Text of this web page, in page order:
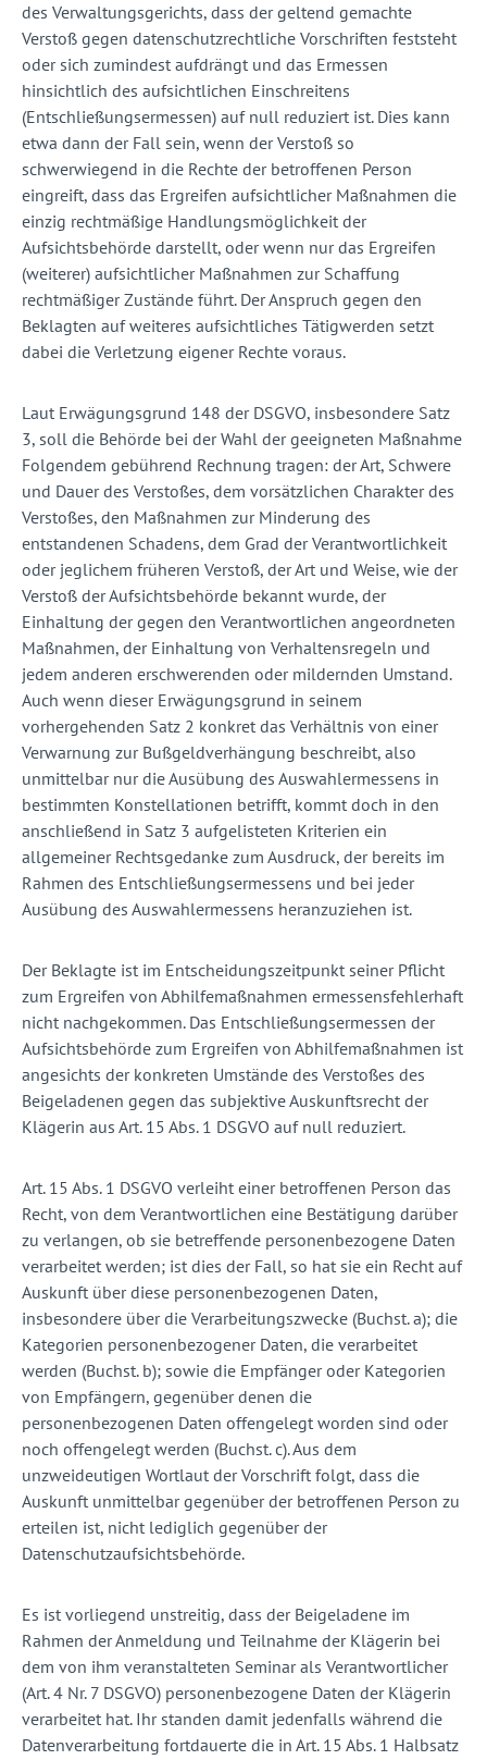
des Verwaltungsgerichts, dass der geltend gemachte
Verstoß gegen datenschutzrechtliche Vorschriften feststeht
oder sich zumindest aufdrängt und das Ermessen
hinsichtlich des aufsichtlichen Einschreitens
(Entschließungsermessen) auf null reduziert ist. Dies kann
etwa dann der Fall sein, wenn der Verstoß so
schwerwiegend in die Rechte der betroffenen Person
eingreift, dass das Ergreifen aufsichtlicher Maßnahmen die
einzig rechtmäßige Handlungsmöglichkeit der
Aufsichtsbehörde darstellt, oder wenn nur das Ergreifen
(weiterer) aufsichtlicher Maßnahmen zur Schaffung
rechtmäßiger Zustände führt. Der Anspruch gegen den
Beklagten auf weiteres aufsichtliches Tätigwerden setzt
dabei die Verletzung eigener Rechte voraus.
Laut Erwägungsgrund 148 der DSGVO, insbesondere Satz
3, soll die Behörde bei der Wahl der geeigneten Maßnahme
Folgendem gebührend Rechnung tragen: der Art, Schwere
und Dauer des Verstoßes, dem vorsätzlichen Charakter des
Verstoßes, den Maßnahmen zur Minderung des
entstandenen Schadens, dem Grad der Verantwortlichkeit
oder jeglichem früheren Verstoß, der Art und Weise, wie der
Verstoß der Aufsichtsbehörde bekannt wurde, der
Einhaltung der gegen den Verantwortlichen angeordneten
Maßnahmen, der Einhaltung von Verhaltensregeln und
jedem anderen erschwerenden oder mildernden Umstand.
Auch wenn dieser Erwägungsgrund in seinem
vorhergehenden Satz 2 konkret das Verhältnis von einer
Verwarnung zur Bußgeldverhängung beschreibt, also
unmittelbar nur die Ausübung des Auswahlermessens in
bestimmten Konstellationen betrifft, kommt doch in den
anschließend in Satz 3 aufgelisteten Kriterien ein
allgemeiner Rechtsgedanke zum Ausdruck, der bereits im
Rahmen des Entschließungsermessens und bei jeder
Ausübung des Auswahlermessens heranzuziehen ist.
Der Beklagte ist im Entscheidungszeitpunkt seiner Pflicht
zum Ergreifen von Abhilfemaßnahmen ermessensfehlerhaft
nicht nachgekommen. Das Entschließungsermessen der
Aufsichtsbehörde zum Ergreifen von Abhilfemaßnahmen ist
angesichts der konkreten Umstände des Verstoßes des
Beigeladenen gegen das subjektive Auskunftsrecht der
Klägerin aus Art. 15 Abs. 1 DSGVO auf null reduziert.
Art. 15 Abs. 1 DSGVO verleiht einer betroffenen Person das
Recht, von dem Verantwortlichen eine Bestätigung darüber
zu verlangen, ob sie betreffende personenbezogene Daten
verarbeitet werden; ist dies der Fall, so hat sie ein Recht auf
Auskunft über diese personenbezogenen Daten,
insbesondere über die Verarbeitungszwecke (Buchst. a); die
Kategorien personenbezogener Daten, die verarbeitet
werden (Buchst. b); sowie die Empfänger oder Kategorien
von Empfängern, gegenüber denen die
personenbezogenen Daten offengelegt worden sind oder
noch offengelegt werden (Buchst. c). Aus dem
unzweideutigen Wortlaut der Vorschrift folgt, dass die
Auskunft unmittelbar gegenüber der betroffenen Person zu
erteilen ist, nicht lediglich gegenüber der
Datenschutzaufsichtsbehörde.
Es ist vorliegend unstreitig, dass der Beigeladene im
Rahmen der Anmeldung und Teilnahme der Klägerin bei
dem von ihm veranstalteten Seminar als Verantwortlicher
(Art. 4 Nr. 7 DSGVO) personenbezogene Daten der Klägerin
verarbeitet hat. Ihr standen damit jedenfalls während die
Datenverarbeitung fortdauerte die in Art. 15 Abs. 1 Halbsatz